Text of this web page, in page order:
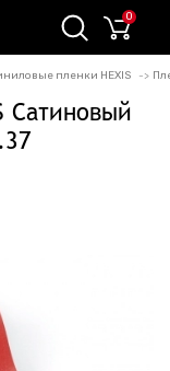
0
пленки HEXIS
Сатиновый